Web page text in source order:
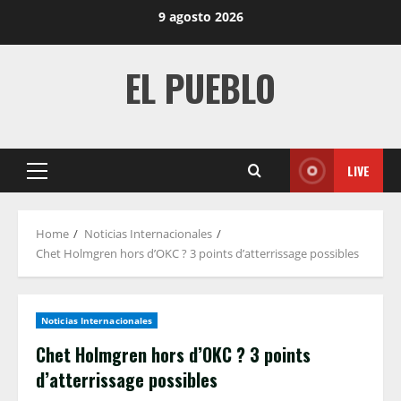
9 agosto 2026
EL PUEBLO
Primary
LIVE
Home
Noticias Internacionales
Chet Holmgren hors d’OKC ? 3 points d’atterrissage possibles
Noticias Internacionales
Chet Holmgren hors d’OKC ? 3 points
d’atterrissage possibles